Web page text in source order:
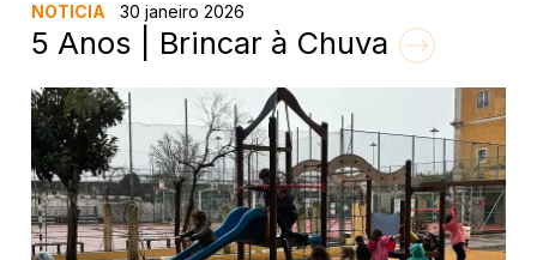
NOTICIA 30 janeiro 2026
5 Anos | Brincar à Chuva